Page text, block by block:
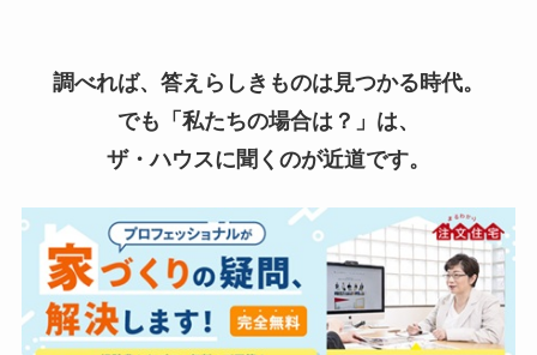
調べれば、答えらしきものは見つかる時代。
でも「私たちの場合は？」は、
ザ・ハウスに聞くのが近道です。